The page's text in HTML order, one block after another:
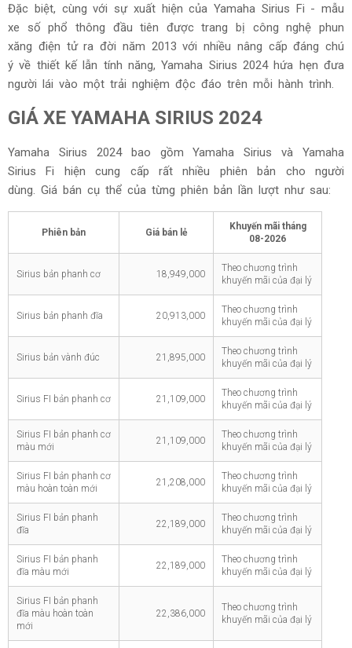
Đặc biệt, cùng với sự xuất hiện của Yamaha Sirius Fi - mẫu
xe số phổ thông đầu tiên được trang bị công nghệ phun
xăng điện tử ra đời năm 2013 với nhiều nâng cấp đáng chú
ý về thiết kế lẫn tính năng, Yamaha Sirius 2024 hứa hẹn đưa
người lái vào một trải nghiệm độc đáo trên mỗi hành trình.
GIÁ XE YAMAHA SIRIUS 2024
Yamaha Sirius 2024 bao gồmYamaha Sirius và Yamaha
Sirius Fi hiện cung cấp rất nhiều phiên bản cho người
dùng. Giá bán cụ thể của từng phiên bản lần lượt như sau:
Phiên bản Giá bán lẻ
Khuyến mãi tháng
08-2026
Sirius bản phanh cơ 18,949,000
Theo chương trình
khuyến mãi của đại lý
Sirius bản phanh đĩa 20,913,000
Theo chương trình
khuyến mãi của đại lý
Sirius bản vành đúc 21,895,000
Theo chương trình
khuyến mãi của đại lý
Sirius FI bản phanh cơ 21,109,000
Theo chương trình
khuyến mãi của đại lý
Sirius FI bản phanh cơ
màu mới
21,109,000
Theo chương trình
khuyến mãi của đại lý
Sirius FI bản phanh cơ
màu hoàn toàn mới
21,208,000
Theo chương trình
khuyến mãi của đại lý
Sirius FI bản phanh
đĩa
22,189,000
Theo chương trình
khuyến mãi của đại lý
Sirius FI bản phanh
đĩa màu mới
22,189,000
Theo chương trình
khuyến mãi của đại lý
Sirius FI bản phanh
đĩa màu hoàn toàn
mới
22,386,000
Theo chương trình
khuyến mãi của đại lý